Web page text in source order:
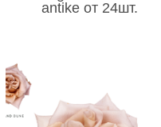
antike от 24шт.